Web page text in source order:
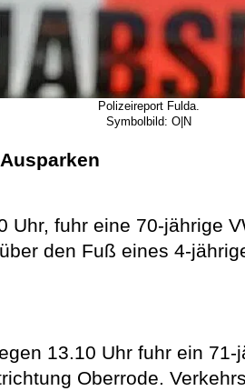
Polizeireport Fulda.
Symbolbild: O|N
Uhr, fuhr eine 70-jährige
den Fuß eines 4-
13.10 Uhr fuhr ein
Oberrode.